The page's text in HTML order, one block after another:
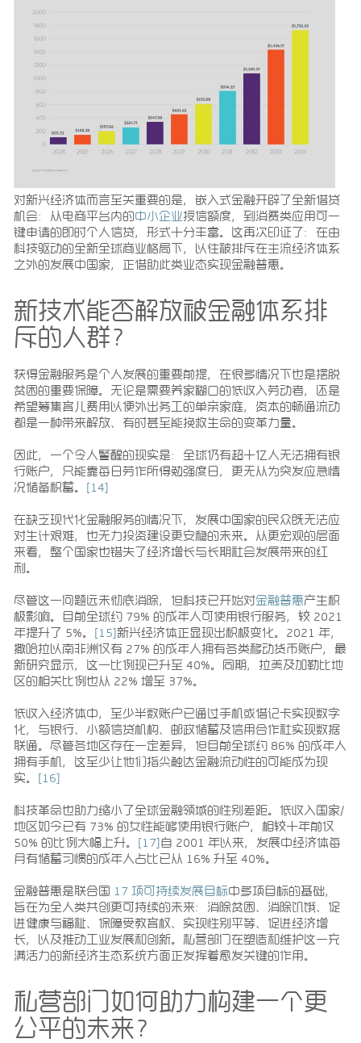
对新兴经济体而言至关重要的是，嵌入式金融开辟了全新借贷
机会：从电商平台内的中小企业授信额度，到消费类应用可一
键申请的即时个人信贷，形式十分丰富。这再次印证了：在由
科技驱动的全新全球商业格局下，以往被排斥在主流经济体系
之外的发展中国家，正借助此类业态实现金融普惠。
新技术能否解放被金融体系排
斥的人群？
获得金融服务是个人发展的重要前提，在很多情况下也是摆脱
贫困的重要保障。无论是需要养家糊口的低收入劳动者，还是
希望筹集育儿费用以便外出务工的单亲家庭，资本的畅通流动
都是一种带来解放、有时甚至能挽救生命的变革力量。
因此，一个令人警醒的现实是：全球仍有超十亿人无法拥有银
行账户，只能靠每日劳作所得勉强度日，更无从为突发应急情
况储备积蓄。
[14]
在缺乏现代化金融服务的情况下，发展中国家的民众既无法应
对生计艰难，也无力投资建设更安稳的未来。从更宏观的层面
来看，整个国家也错失了经济增长与长期社会发展带来的红
利。
尽管这一问题远未彻底消除，但科技已开始对金融普惠产生积
极影响。目前全球约 79% 的成年人可使用银行服务，较 2021
年提升了 5%。
[15]新兴经济体正显现出积极变化。2021 年，
撒哈拉以南非洲仅有 27% 的成年人拥有各类移动货币账户，最
新研究显示，这一比例现已升至 40%。同期，拉美及加勒比地
区的相关比例也从 22% 增至 37%。
低收入经济体中，至少半数账户已通过手机或借记卡实现数字
化，与银行、小额信贷机构、邮政储蓄及信用合作社实现数据
联通。尽管各地区存在一定差异，但目前全球约 86% 的成年人
拥有手机，这至少让他们指尖触达金融流动性的可能成为现
实。
[16]
科技革命也助力缩小了全球金融领域的性别差距。低收入国家/
地区如今已有 73% 的女性能够使用银行账户，相较十年前仅
50% 的比例大幅上升。
[17] 自 2001 年以来，发展中经济体每
月有储蓄习惯的成年人占比已从 16% 升至 40%。
金融普惠是联合国 17 项可持续发展目标中多项目标的基础，
旨在为全人类共创更可持续的未来：消除贫困、消除饥饿、促
进健康与福祉、保障受教育权、实现性别平等、促进经济增
长，以及推动工业发展和创新。私营部门在塑造和维护这一充
满活力的新经济生态系统方面正发挥着愈发关键的作用。
私营部门如何助力构建一个更
公平的未来？